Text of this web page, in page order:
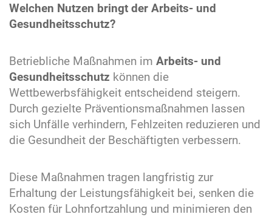
Welchen Nutzen bringt der Arbeits- und
Gesundheitsschutz?
Betriebliche Maßnahmen im Arbeits- und
Gesundheitsschutz können die
Wettbewerbsfähigkeit entscheidend steigern.
Durch gezielte Präventionsmaßnahmen lassen
sich Unfälle verhindern, Fehlzeiten reduzieren und
die Gesundheit der Beschäftigten verbessern.
Diese Maßnahmen tragen langfristig zur
Erhaltung der Leistungsfähigkeit bei, senken die
Kosten für Lohnfortzahlung und minimieren den